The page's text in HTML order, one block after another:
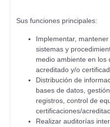
Sus funciones principales:
Implementar,
sistemas y
medio ambiente en los
acreditado y/o
Distribución de
bases de datos,
registros, control de
certificaciones/
Realizar auditorías